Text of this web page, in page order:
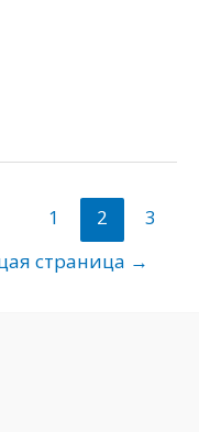
1 2
3
страница →